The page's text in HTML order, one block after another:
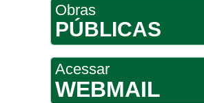
Obras
PÚBLICAS
Acessar
WEBMAIL